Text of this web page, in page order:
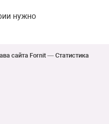
нужно
сайта Fornit— Статистика